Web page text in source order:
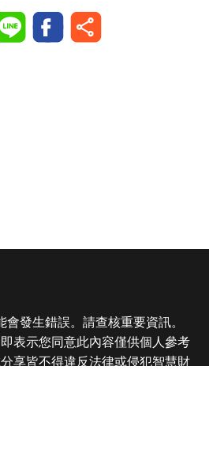
發生錯誤。請查核重要資訊。
表示您同意此內容僅供個人參考
享皆不得違反法律或侵犯智慧財